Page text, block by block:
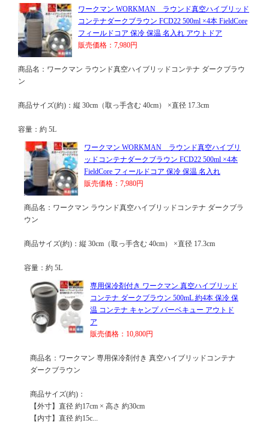
ワークマン WORKMAN ラウンド真空ハイブリッド
コンテナダークブラウン FCD22 500ml ×4本 FieldCore
フィールドコア 保冷 保温 名入れ アウトドア
販売価格：7,980円
商品名：ワークマン ラウンド真空ハイブリッドコンテナ ダークブラウ
ン
商品サイズ(約)：縦 30cm（取っ手含む 40cm） ×直径 17.3cm
容量：約 5L
ワークマン WORKMAN ラウンド真空ハイブリ
ッドコンテナダークブラウン FCD22 500ml ×4本
FieldCore フィールドコア 保冷 保温 名入れ
販売価格：7,980円
商品名：ワークマン ラウンド真空ハイブリッドコンテナ ダークブラ
ウン
商品サイズ(約)：縦 30cm（取っ手含む 40cm） ×直径 17.3cm
容量：約 5L
専用保冷剤付き ワークマン 真空ハイブリッド
コンテナ ダークブラウン 500mL 約4本 保冷 保
温 コンテナ キャンプ バーベキュー アウトド
ア
販売価格：10,800円
商品名：ワークマン 専用保冷剤付き 真空ハイブリッドコンテナ
ダークブラウン
商品サイズ(約)：
【外寸】直径 約17cm × 高さ 約30cm
【内寸】直径 約15c...